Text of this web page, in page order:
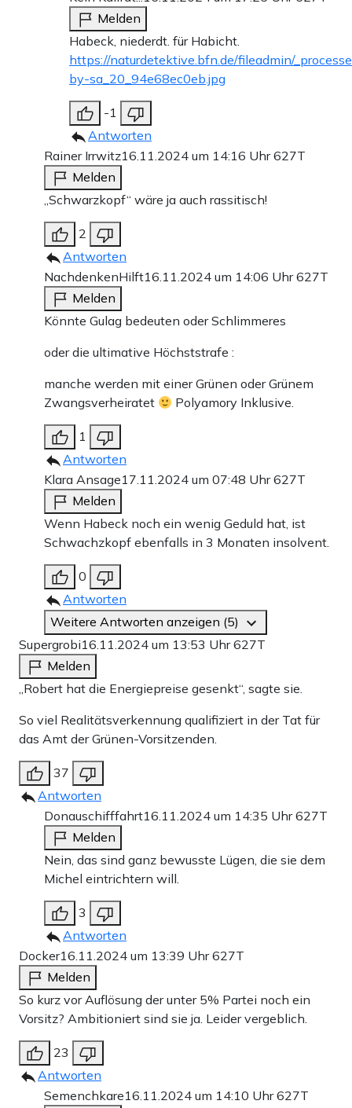
Melden
Habeck, niederdt. für Habicht.
https://naturdetektive.bfn.de/fileadmin/
by-sa_20_94e68ec0eb.jpg
-1
Antworten
Rainer Irrwitz16.11.2024 um 14:16 Uhr627T
Melden
„Schwarzkopf“ wäre ja auch rassitisch!
2
Antworten
NachdenkenHilft16.11.2024 um 14:06 Uhr627T
Melden
Könnte Gulag bedeuten oder Schlimmeres
oder die ultimative Höchststrafe :
manche werden mit einer Grünen oder Grünem
Zwangsverheiratet
Polyamory Inklusive.
1
Antworten
Klara Ansage17.11.2024 um 07:48 Uhr627T
Melden
Wenn Habeck noch ein wenig Geduld hat, ist
Schwachzkopf ebenfalls in 3 Monaten insolvent.
0
Antworten
Weitere Antworten anzeigen (5)
Supergrobi16.11.2024 um 13:53 Uhr627T
Melden
„Robert hat die Energiepreise gesenkt“, sagte sie.
So viel Realitätsverkennung qualifiziert in der Tat für
das Amt der Grünen-Vorsitzenden.
37
Antworten
Donauschifffahrt16.11.2024 um 14:35 Uhr627T
Melden
Nein, das sind ganz bewusste Lügen, die sie dem
Michel eintrichtern will.
3
Antworten
Docker16.11.2024 um 13:39 Uhr627T
Melden
So kurz vor Auflösung der unter 5% Partei noch ein
Vorsitz? Ambitioniert sind sie ja. Leider vergeblich.
23
Antworten
Semenchkare16.11.2024 um 14:10 Uhr627T